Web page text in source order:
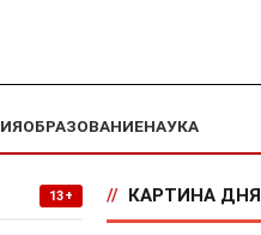
ОБРАЗОВАНИЕНАУКА
13+ // КАРТИНА ДНЯ